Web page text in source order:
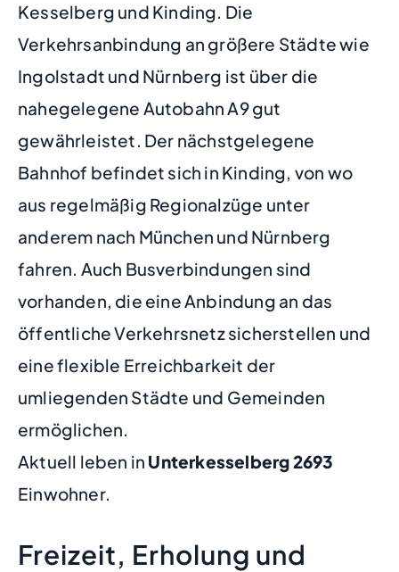
Kesselberg und Kinding. Die
Verkehrsanbindung an größere Städte wie
Ingolstadt und Nürnberg ist über die
nahegelegene Autobahn A9 gut
gewährleistet. Der nächstgelegene
Bahnhof befindet sich in Kinding, von wo
aus regelmäßig Regionalzüge unter
anderem nach München und Nürnberg
fahren. Auch Busverbindungen sind
vorhanden, die eine Anbindung an das
öffentliche Verkehrsnetz sicherstellen und
eine flexible Erreichbarkeit der
umliegenden Städte und Gemeinden
ermöglichen.
Aktuell leben in Unterkesselberg2693
Einwohner.
Freizeit, Erholung und